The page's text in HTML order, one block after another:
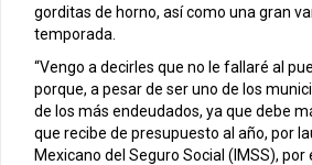
gorditas de horno, así como una gran
temporada.
“Vengo a decirles que no le fallaré al
porque, a pesar de ser uno de los
de los más endeudados, ya que debe
que recibe de presupuesto al año, por
Mexicano del Seguro Social (IMSS),